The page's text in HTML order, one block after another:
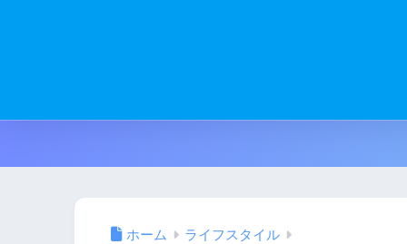
ホーム ライフスタイル